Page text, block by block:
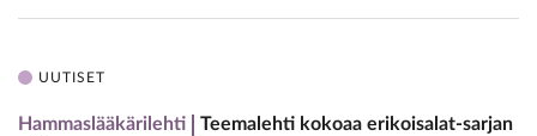
UUTISET
Hammaslääkärilehti
Teemalehti kokoaa erikoisalat-sarjan